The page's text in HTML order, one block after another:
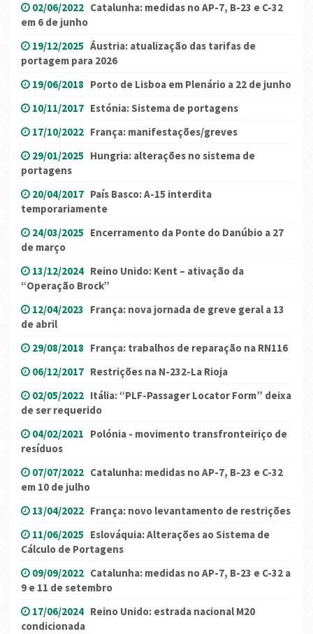
02/06/2022 Catalunha: medidas no AP-7, B-23 e C-32
em 6 de junho
19/12/2025 Áustria: atualização das tarifas de
portagem para 2026
19/06/2018 Porto de Lisboa em Plenário a 22 de junho
10/11/2017 Estónia: Sistema de portagens
17/10/2022 França: manifestações/greves
29/01/2025 Hungria: alterações no sistema de
portagens
20/04/2017 País Basco: A-15 interdita
temporariamente
24/03/2025 Encerramento da Ponte do Danúbio a 27
de março
13/12/2024 Reino Unido: Kent – ativação da
“Operação Brock”
12/04/2023 França: nova jornada de greve geral a 13
de abril
29/08/2018 França: trabalhos de reparação na RN116
06/12/2017 Restrições na N-232-La Rioja
02/05/2022 Itália: “PLF-Passager Locator Form” deixa
de ser requerido
04/02/2021 Polónia - movimento transfronteiriço de
resíduos
07/07/2022 Catalunha: medidas no AP-7, B-23 e C-32
em 10 de julho
13/04/2022 França: novo levantamento de restrições
11/06/2025 Eslováquia: Alterações ao Sistema de
Cálculo de Portagens
09/09/2022 Catalunha: medidas no AP-7, B-23 e C-32 a
9 e 11 de setembro
17/06/2024 Reino Unido: estrada nacional M20
condicionada